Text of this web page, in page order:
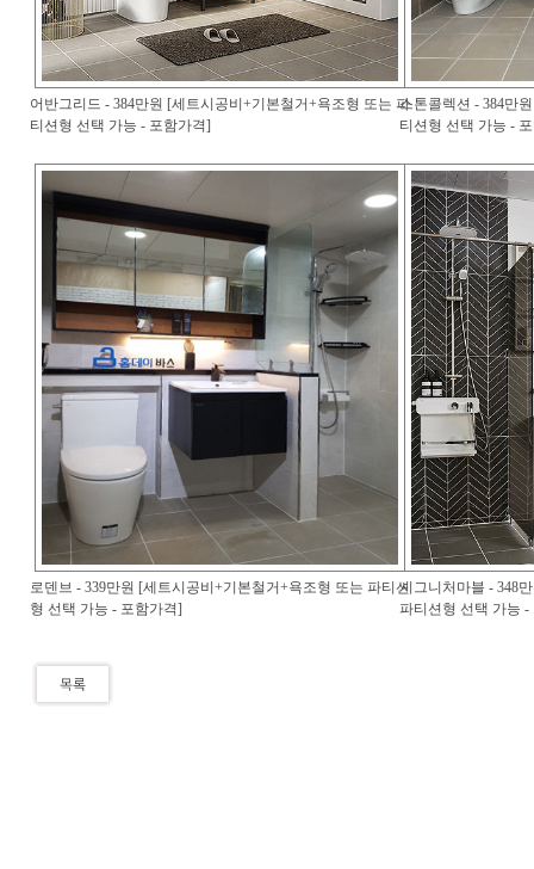
어반그리드 - 384만원 [세트시공비+기본철거+욕조형 또는 파
티션형 선택 가능 - 포함가격]
스톤콜렉션 - 384만
티션형 선택 가능 -
로덴브 - 339만원 [세트시공비+기본철거+욕조형 또는 파티션
형 선택 가능 - 포함가격]
시그니처마블 - 348
파티션형 선택 가능 -